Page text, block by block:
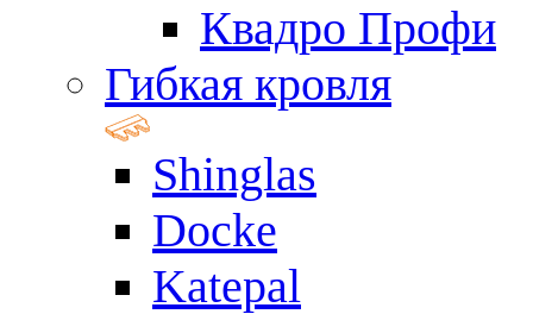
Квадро Профи
Гибкая кровля
Shinglas
Docke
Katepal